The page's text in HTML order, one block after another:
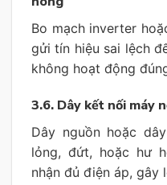
Bo mạch inverter
gửi tín hiệu sai lệch
không hoạt động
3.6. Dây kết nối máy
Dây nguồn hoặc
lỏng, đứt, hoặc hư
nhận đủ điện áp, gây